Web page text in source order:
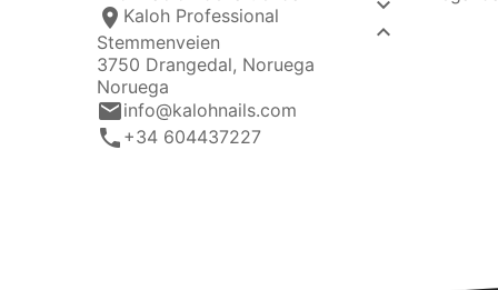


location_on Kaloh Professional
Stemmenveien
3750 Drangedal, Noruega
Noruega
emailinfo@kalohnails.com
call +34 604437227